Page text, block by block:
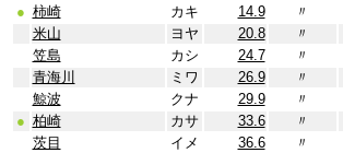
● 柿崎 カキ 14.9 〃
米山
ヨヤ 20.8 〃
笠島
カシ 24.7 〃
青海川
ミワ 26.9 〃
鯨波
クナ 29.9 〃
● 柏崎 カサ 33.6 〃
茨目
イメ 36.6 〃